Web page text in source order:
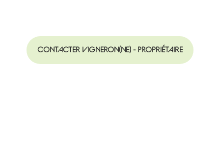
CONTACTER VIGNERON(NE) - PROPRIÉTAIRE